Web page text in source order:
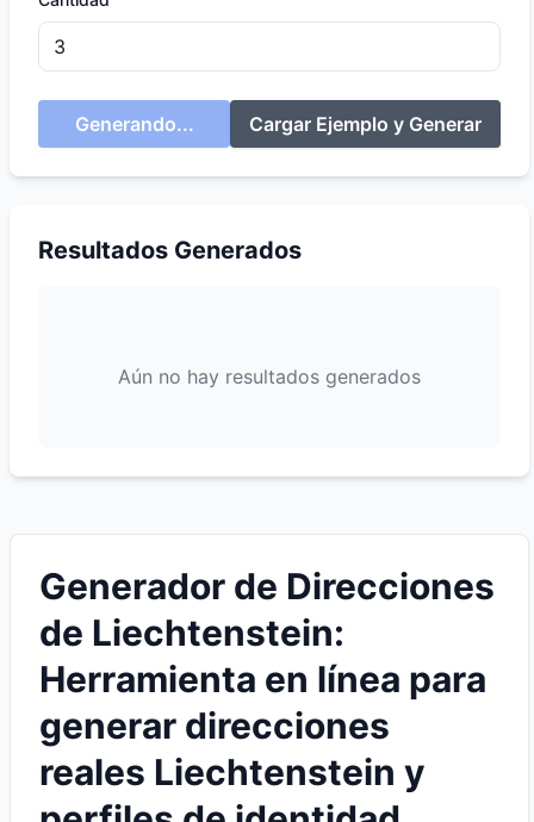
Generando... Cargar Ejemplo y Generar
Resultados Generados
Aún no hay resultados generados
Generador de Direcciones
de Liechtenstein:
Herramienta en línea para
generar direcciones
reales Liechtenstein y